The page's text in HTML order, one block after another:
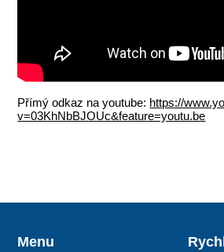
Přímý odkaz na youtube: https://
v=03KhNbBJOUc&feature=youtu.be
Menu